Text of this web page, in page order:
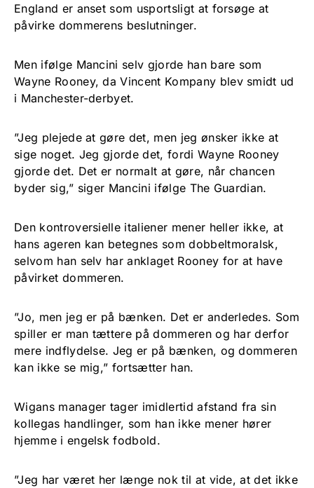
England er anset som usportsligt at forsøge at
påvirke dommerens beslutninger.
Men ifølge Mancini selv gjorde han bare som
Wayne Rooney, da Vincent Kompany blev smidt ud
i Manchester-derbyet.
”Jeg plejede at gøre det, men jeg ønsker ikke at
sige noget. Jeg gjorde det, fordi Wayne Rooney
gjorde det. Det er normalt at gøre, når chancen
byder sig,” siger Mancini ifølge The Guardian.
Den kontroversielle italiener mener heller ikke, at
hans ageren kan betegnes som dobbeltmoralsk,
selvom han selv har anklaget Rooney for at have
påvirket dommeren.
”Jo, men jeg er på bænken. Det er anderledes. Som
spiller er man tættere på dommeren og har derfor
mere indflydelse. Jeg er på bænken, og dommeren
kan ikke se mig,” fortsætter han.
Wigans manager tager imidlertid afstand fra sin
kollegas handlinger, som han ikke mener hører
hjemme i engelsk fodbold.
”Jeg har været her længe nok til at vide, at det ikke